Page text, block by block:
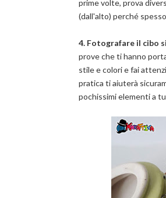
prime volte, prova
(dall'alto) perché
4. Fotografare il cibo
prove che ti hanno
stile e colori e fai
pratica ti aiuterà
pochissimi elementi a